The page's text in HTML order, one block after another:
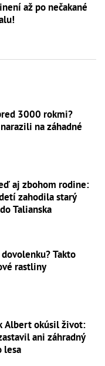
až po nečakané
3000 rokmi?
na záhadné
aj zbohom rodine:
zahodila starý
Talianska
Takto
rastliny
Albert okúsil život:
ani záhradný
lesa